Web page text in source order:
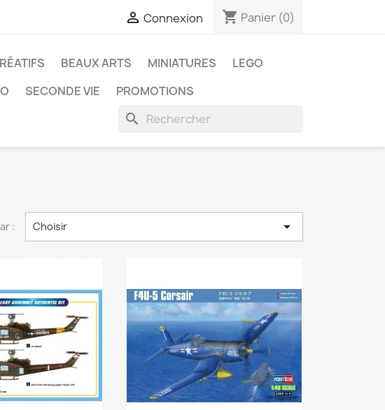
 Connexion shopping_cart Panier (0)
BEAUX ARTS MINIATURES
LEGO
SECONDE VIE PROMOTIONS
search
: Choisir 